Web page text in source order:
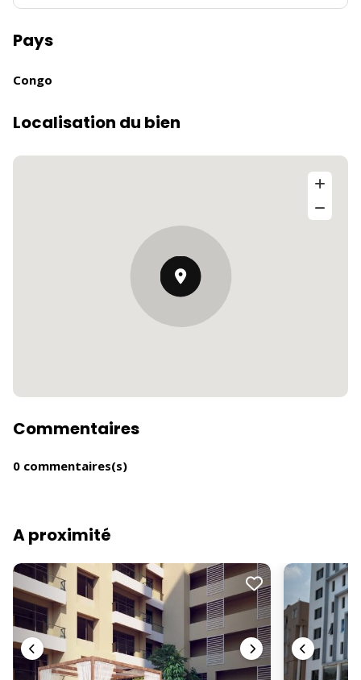
Pays
Congo
Localisation du bien
Commentaires
0 commentaires(s)
A proximité